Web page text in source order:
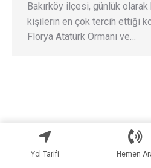
Bakırköy ilçesi, günlük
kişilerin en çok tercih ettiği
Florya Atatürk Ormanı ve…
Yol Tarifi Hemen